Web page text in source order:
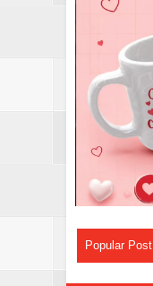
Popular Post